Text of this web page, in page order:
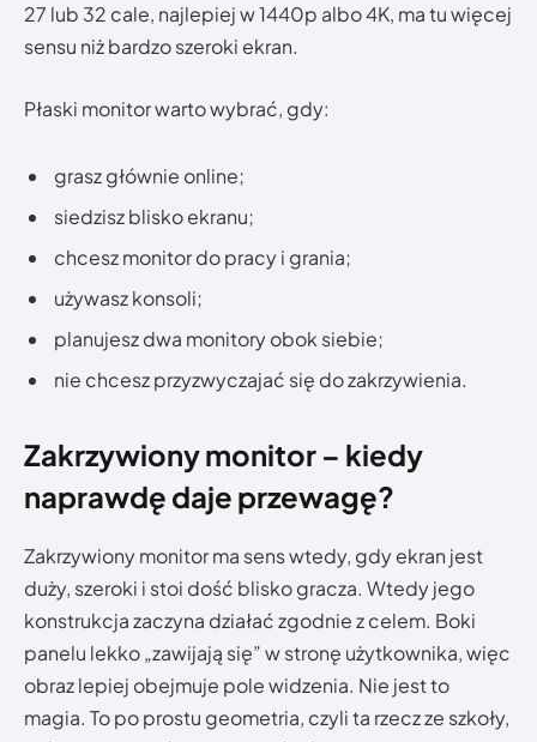
27 lub 32 cale, najlepiej w 1440p albo 4K, ma tu więcej
sensu niż bardzo szeroki ekran.
Płaski monitor warto wybrać, gdy:
grasz głównie online;
siedzisz blisko ekranu;
chcesz monitor do pracy i grania;
używasz konsoli;
planujesz dwa monitory obok siebie;
nie chcesz przyzwyczajać się do zakrzywienia.
Zakrzywiony monitor – kiedy
naprawdę daje przewagę?
Zakrzywiony monitor ma sens wtedy, gdy ekran jest
duży, szeroki i stoi dość blisko gracza. Wtedy jego
konstrukcja zaczyna działać zgodnie z celem. Boki
panelu lekko „zawijają się” w stronę użytkownika, więc
obraz lepiej obejmuje pole widzenia. Nie jest to
magia. To po prostu geometria, czyli ta rzecz ze szkoły,